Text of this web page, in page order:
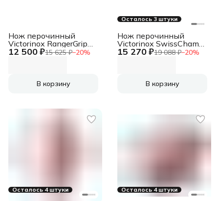
12 500 ₽15 625 ₽−20%
Нож перочинный
Victorinox RangerGrip
79 (0.9563.MC) 130мм
В корзину
Осталось 3 штуки
15 270 ₽19 088 ₽−20%
Нож перочинный
Victorinox SwissChamp
(1.6795) 91мм
В корзину
Осталось 4 штуки Осталось 4 штуки